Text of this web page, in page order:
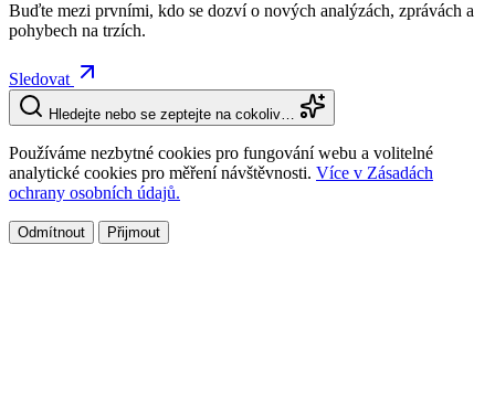
Buďte mezi prvními, kdo se dozví o nových analýzách, zprávách a
pohybech na trzích.
Sledovat
Hledejte nebo se zeptejte na cokoliv…
Používáme nezbytné cookies pro fungování webu a volitelné
analytické cookies pro měření návštěvnosti. Více v Zásadách
ochrany osobních údajů.
Odmítnout Přijmout